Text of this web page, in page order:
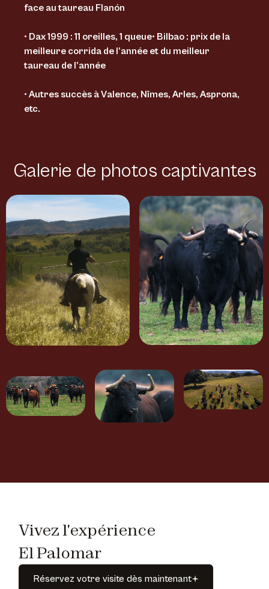
face au taureau Flanón
• Dax 1999 : 11 oreilles, 1 queue• Bilbao : prix de la
meilleure corrida de l’année et du meilleur
taureau de l’année
• Autres succès à Valence, Nîmes, Arles, Asprona,
etc.
Galerie de photos captivantes
Vivez l'expérience
El Palomar
Réservez votre visite dès maintenant